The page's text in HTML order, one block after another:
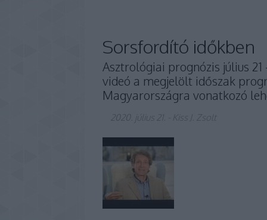
Sorsfordító időkben
Asztrológiai prognózis július
videó a megjelölt időszak
Magyarországra vonatkozó
2020. július 21. Kiss J. Zsolt